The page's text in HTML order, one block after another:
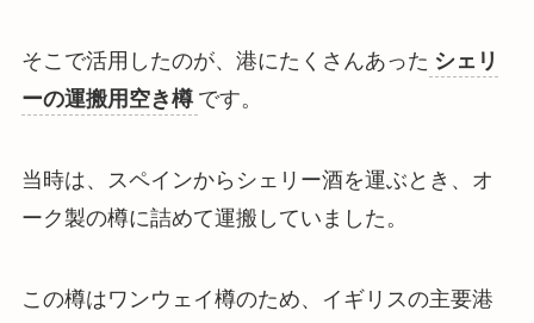
そこで活用したのが、港にたくさんあった シェリ
ーの運搬用空き樽 です。
当時は、
スペインからシェリー酒を運ぶとき、オ
ーク製の樽に詰めて運搬していました 。
この樽はワンウェイ樽のため、イギリスの主要港